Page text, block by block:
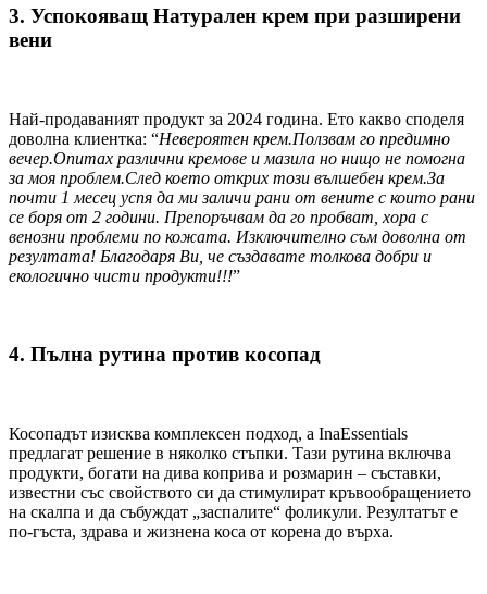
3. Успокояващ Натурален крем при разширени
вени
Най-продаваният продукт за 2024 година. Ето какво споделя
доволна клиентка: “Невероятен крем.Ползвам го предимно
вечер.Опитах различни кремове и мазила но нищо не помогна
за моя проблем.След което открих този вълшебен крем.За
почти 1 месец успя да ми заличи рани от вените с които рани
се боря от 2 години. Препоръчвам да го пробват, хора с
венозни проблеми по кожата. Изключително съм доволна от
резултата! Благодаря Ви, че създавате толкова добри и
екологично чисти продукти!!!”
4. Пълна рутина против косопад
Косопадът изисква комплексен подход, а InaEssentials
предлагат решение в няколко стъпки. Тази рутина включва
продукти, богати на дива коприва и розмарин – съставки,
известни със свойството си да стимулират кръвообращението
на скалпа и да събуждат „заспалите“ фоликули. Резултатът е
по-гъста, здрава и жизнена коса от корена до върха.